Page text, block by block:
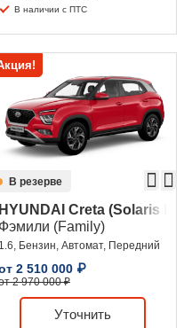
В наличии с ПТС
В резерве
HYUNDAI Creta (Solaris
Фэмили (Family)
1.6, Бензин, Автомат, Передний
2 510 000 ₽
2 970 000 ₽
Уточнить